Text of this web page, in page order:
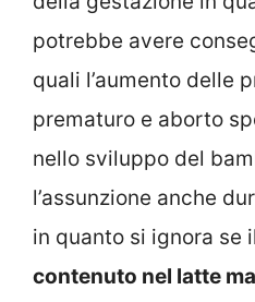
potrebbe avere
quali l’aumento delle
prematuro e aborto
nello sviluppo del
l’assunzione anche
in quanto si ignora se il
contenuto nel latte